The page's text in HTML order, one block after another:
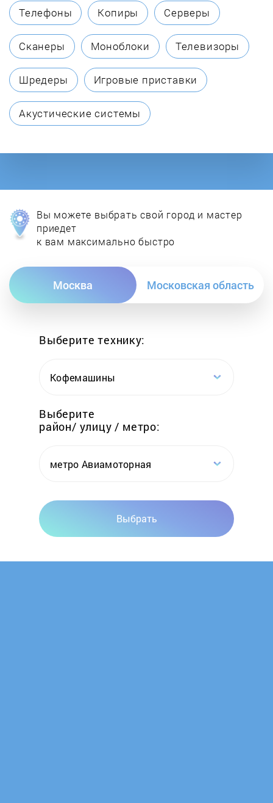
Ferroli
Fresh
Galmet
Garanterm
General Hydraulic
Hajdu
Hyundai
Katrin-K
Kospel
Ladogaz
Телефоны Копиры Серверы
Сканеры Моноблоки Телевизоры
Шредеры Игровые приставки
Акустические системы
Вы можете выбрать свой город и мастер
приедет
к вам максимально быстро
Москва Московская область
Выберите технику:
Кофемашины
Выберите
район/ улицу / метро:
метро Авиамоторная
Выбрать